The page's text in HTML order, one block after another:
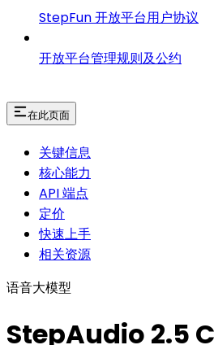
StepFun 开放平台用户协议
开放平台管理规则及公约
在此页面
关键信息
核心能力
API 端点
定价
快速上手
相关资源
语音大模型
StepAudio 2.5